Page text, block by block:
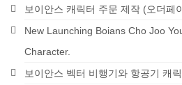
보이안스 캐릭터 주문 제작 (오더페
New Launching Boians Cho Joo
Character.
보이안스 벡터 비행기와 항공기 캐